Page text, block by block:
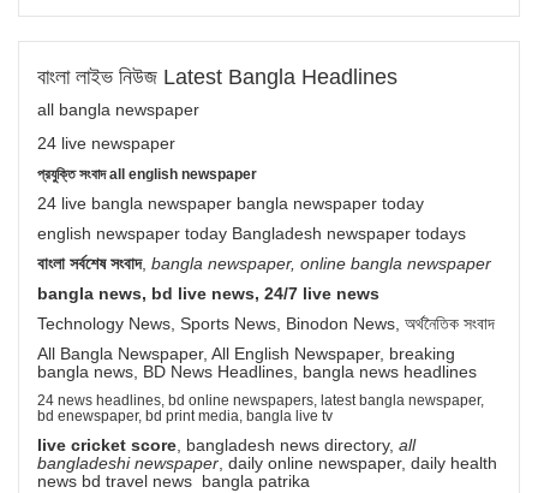
বাংলা লাইভ নিউজ Latest Bangla Headlines
all bangla newspaper
24 live newspaper
প্রযুক্তি সংবাদ all english newspaper
24 live bangla newspaper bangla newspaper today
english newspaper today Bangladesh newspaper todays
বাংলা সর্বশেষ সংবাদ, bangla newspaper, online bangla newspaper
bangla news, bd live news, 24/7 live news
Technology News, Sports News, Binodon News, অর্থনৈতিক সংবাদ
All Bangla Newspaper, All English Newspaper, breaking
bangla news, BD News Headlines, bangla news headlines
24 news headlines, bd online newspapers, latest bangla newspaper,
bd enewspaper, bd print media, bangla live tv
live cricket score , bangladesh news directory, all
bangladeshi newspaper , daily online newspaper, daily health
news bd travel news bangla patrika